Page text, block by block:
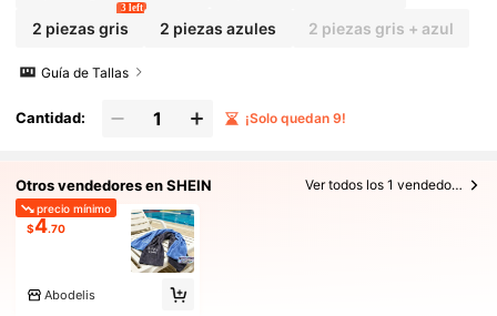
2 piezas gris
3 left
2 piezas azules 2 piezas gris + azul
Guía de Tallas
Cantidad: ¡Solo quedan 9!
Otros vendedores en SHEIN Ver todos los 1 vendedores
precio mínimo
$4.70
Abodelis